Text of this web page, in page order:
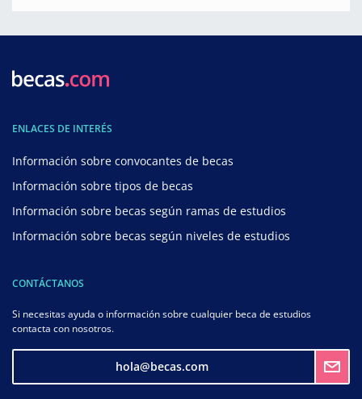
ENLACES DE INTERÉS
Información sobre convocantes de becas
Información sobre tipos de becas
Información sobre becas según ramas de estudios
Información sobre becas según niveles de estudios
CONTÁCTANOS
Si necesitas ayuda o información sobre cualquier beca de estudios
contacta con nosotros.
hola@becas.com